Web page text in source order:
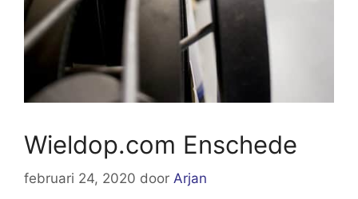
Wieldop.com Enschede
februari 24, 2020 door Arjan